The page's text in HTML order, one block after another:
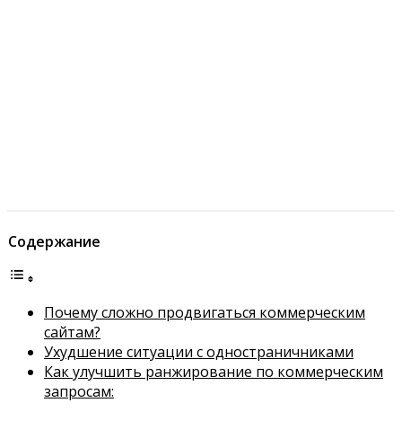
Содержание
Почему сложно продвигаться коммерческим
сайтам?
Ухудшение ситуации с одностраничниками
Как улучшить ранжирование по коммерческим
запросам: